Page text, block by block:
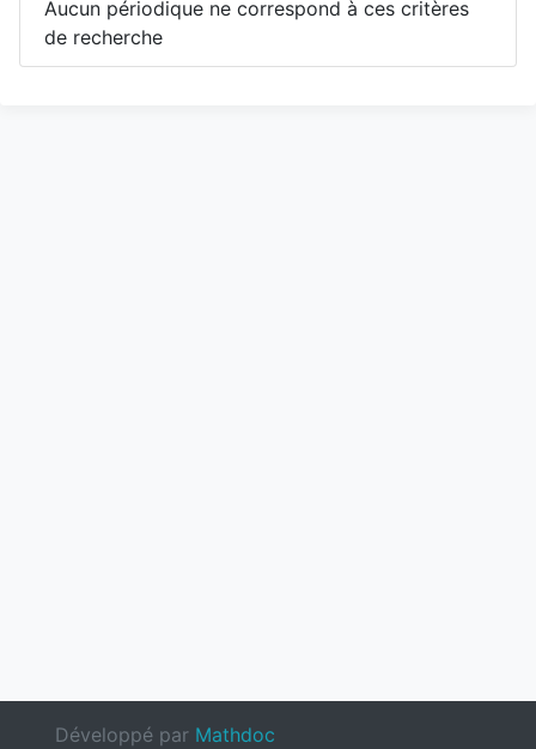
Aucun périodique ne correspond à ces critères
de recherche
Développé par Mathdoc